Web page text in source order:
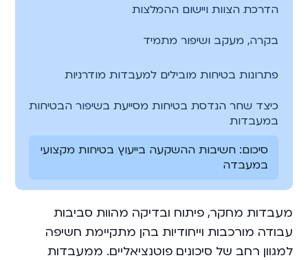
הדרכת הצוות ויישום ההמלצות
בקרה, מעקב ושיפור מתמיד
פתרונות בטיחות מובילים למעבדות מודרניות
כיצד שחר הנדסת בטיחות מסייעת בשיפור הבטיחות
במעבדות
סיכום: חשיבות ההשקעה בייעוץ בטיחות מקצועי
במעבדה
מעבדות מחקר, פיתוח ובדיקה מהוות סביבות
עבודה מורכבות וייחודיות בהן מתקיימת חשיפה
למגוון רחב של סיכונים פוטנציאליים. ממעבדות